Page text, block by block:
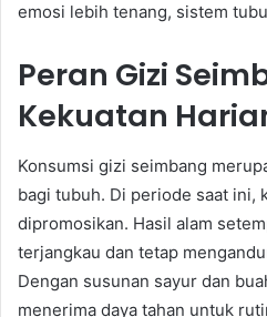
emosi lebih tenang, sistem
Peran Gizi
Kekuatan
Konsumsi gizi seimbang
bagi tubuh. Di periode saat ini,
dipromosikan. Hasil alam
terjangkau dan tetap
Dengan susunan sayur dan
menerima daya tahan untuk